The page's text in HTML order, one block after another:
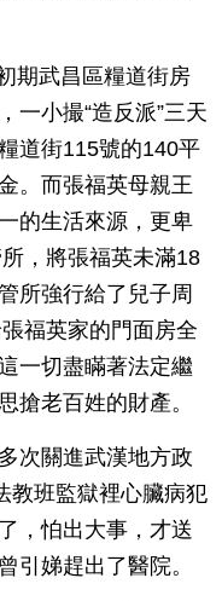
期武昌區糧道街房
一小撮“造反派”三天
道街115號的140平
。而張福英母親王
的生活來源，更卑
，將張福英未滿18
所強行給了兒子周
福英家的門面房全
一切盡瞞著法定繼
搶老百姓的財產。
次關進武漢地方政
教班監獄裡心臟病犯
，怕出大事，才送
引娣趕出了醫院。